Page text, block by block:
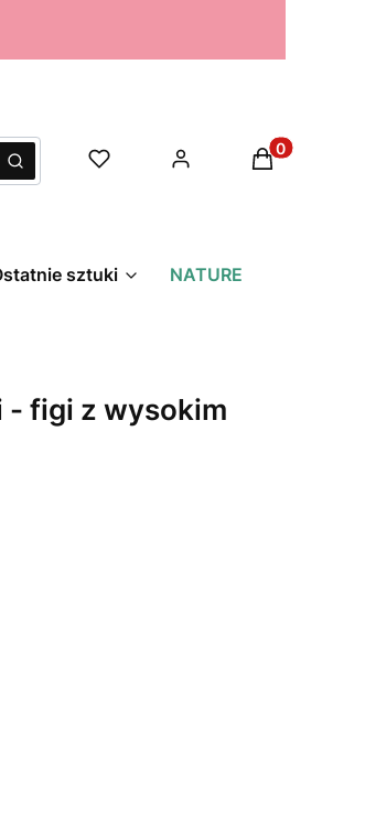
Szukaj
Produkty w
sztuki NATURE
- figi z wysokim